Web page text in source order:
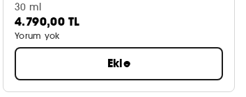
30 ml
4.790,00 TL
Yorum yok
Ekle